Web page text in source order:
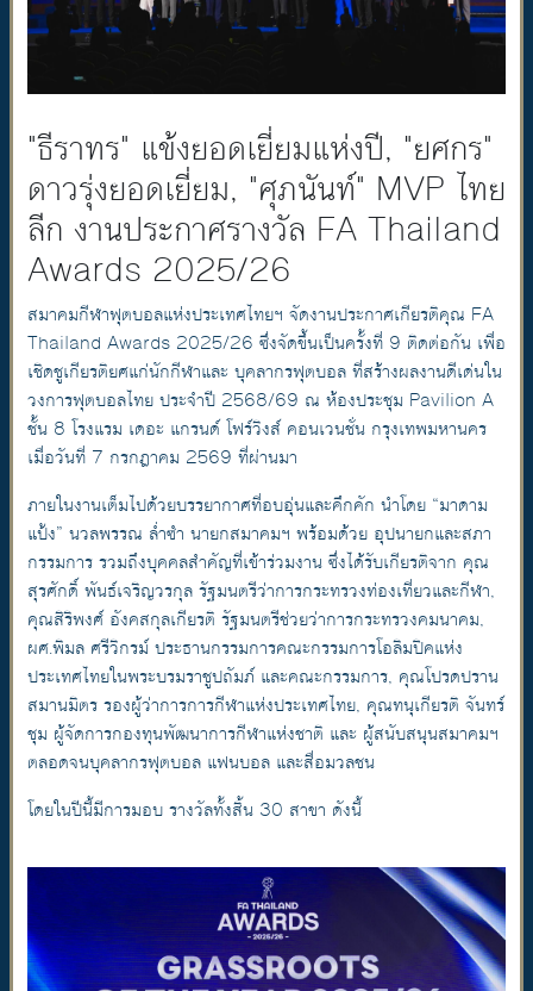
"ธีราทร" แข้งยอดเยี่ยมแห่งปี, "ยศกร"
ดาวรุ่งยอดเยี่ยม, "ศุภนันท์" MVP ไทย
ลีก งานประกาศรางวัล FA Thailand
Awards 2025/26
สมาคมกีฬาฟุตบอลแห่งประเทศไทยฯ จัดงานประกาศเกียรติคุณ FA
Thailand Awards 2025/26 ซึ่งจัดขึ้นเป็นครั้งที่ 9 ติดต่อกัน เพื่อ
เชิดชูเกียรติยศแก่นักกีฬาและ บุคลากรฟุตบอล ที่สร้างผลงานดีเด่นใน
วงการฟุตบอลไทย ประจำปี 2568/69 ณ ห้องประชุม Pavilion A
ชั้น 8 โรงแรม เดอะ แกรนด์ โฟร์วิงส์ คอนเวนชั่น กรุงเทพมหานคร
เมื่อวันที่ 7 กรกฎาคม 2569 ที่ผ่านมา
ภายในงานเต็มไปด้วยบรรยากาศที่อบอุ่นและคึกคัก นำโดย “มาดาม
แป้ง” นวลพรรณ ล่ำซำ นายกสมาคมฯ พร้อมด้วย อุปนายกและสภา
กรรมการ รวมถึงบุคคลสำคัญที่เข้าร่วมงาน ซึ่งได้รับเกียรติจาก คุณ
สุรศักดิ์ พันธ์เจริญวรกุล รัฐมนตรีว่าการกระทรวงท่องเที่ยวและกีฬา,
คุณสิริพงศ์ อังคสกุลเกียรติ รัฐมนตรีช่วยว่าการกระทรวงคมนาคม,
ผศ.พิมล ศรีวิกรม์ ประธานกรรมการคณะกรรมการโอลิมปิคแห่ง
ประเทศไทยในพระบรมราชูปถัมภ์ และคณะกรรมการ, คุณโปรดปราน
สมานมิตร รองผู้ว่าการการกีฬาแห่งประเทศไทย, คุณทนุเกียรติ จันทร์
ชุม ผู้จัดการกองทุนพัฒนาการกีฬาแห่งชาติ และ ผู้สนับสนุนสมาคมฯ
ตลอดจนบุคลากรฟุตบอล แฟนบอล และสื่อมวลชน
โดยในปีนี้มีการมอบ รางวัลทั้งสิ้น 30 สาขา ดังนี้